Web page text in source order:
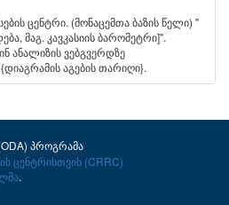
ცენტრი. (მონაცემთა ბაზის წელი) "
მაგ. კავკასიის ბარომეტრი]".
ანალიზის ვებგვერდზე
{დიაგრამის აგების თარიღი}.
პროგრამა
ცენტრისთვის (CRRC)
.